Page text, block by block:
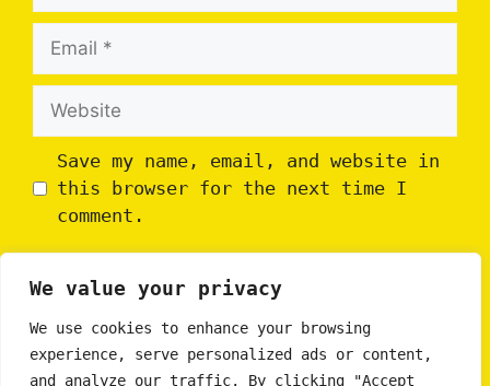
We value your privacy
We use cookies to enhance your browsing
experience, serve personalized ads or content,
and analyze our traffic. By clicking "Accept
Email
Website
Save my name, email, and website in
this browser for the next time I
comment.